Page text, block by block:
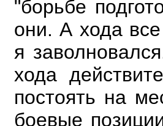
"борьбе
они. А хода
я
хода
постоять на
боевые